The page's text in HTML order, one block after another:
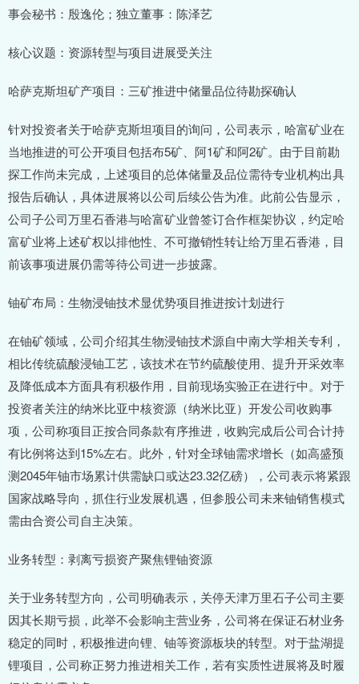
事会秘书：殷逸伦；独立董事：陈泽艺
核心议题：资源转型与项目进展受关注
哈萨克斯坦矿产项目：三矿推进中储量品位待勘探确认
针对投资者关于哈萨克斯坦项目的询问，公司表示，哈富矿业在
当地推进的可公开项目包括布5矿、阿1矿和阿2矿。由于目前勘
探工作尚未完成，上述项目的总体储量及品位需待专业机构出具
报告后确认，具体进展将以公司后续公告为准。此前公告显示，
公司子公司万里石香港与哈富矿业曾签订合作框架协议，约定哈
富矿业将上述矿权以排他性、不可撤销性转让给万里石香港，目
前该事项进展仍需等待公司进一步披露。
铀矿布局：生物浸铀技术显优势项目推进按计划进行
在铀矿领域，公司介绍其生物浸铀技术源自中南大学相关专利，
相比传统硫酸浸铀工艺，该技术在节约硫酸使用、提升开采效率
及降低成本方面具有积极作用，目前现场实验正在进行中。对于
投资者关注的纳米比亚中核资源（纳米比亚）开发公司收购事
项，公司称项目正按合同条款有序推进，收购完成后公司合计持
有比例将达到15%左右。此外，针对全球铀需求增长（如高盛预
测2045年铀市场累计供需缺口或达23.32亿磅），公司表示将紧跟
国家战略导向，抓住行业发展机遇，但参股公司未来铀销售模式
需由合资公司自主决策。
业务转型：剥离亏损资产聚焦锂铀资源
关于业务转型方向，公司明确表示，关停天津万里石子公司主要
因其长期亏损，此举不会影响主营业务，公司将在保证石材业务
稳定的同时，积极推进向锂、铀等资源板块的转型。对于盐湖提
锂项目，公司称正努力推进相关工作，若有实质性进展将及时履